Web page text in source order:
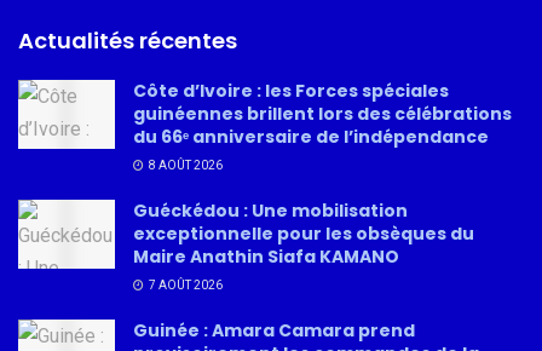
Actualités récentes
Côte d’Ivoire : les Forces spéciales
guinéennes brillent lors des célébrations
du 66ᵉ anniversaire de l’indépendance
8 AOÛT 2026
Guéckédou : Une mobilisation
exceptionnelle pour les obsèques du
Maire Anathin Siafa KAMANO
7 AOÛT 2026
Guinée : Amara Camara prend